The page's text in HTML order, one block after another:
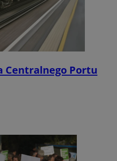
Centralnego Portu